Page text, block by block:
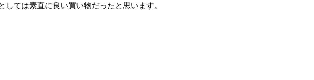
ては素直に良い買い物だったと思います。